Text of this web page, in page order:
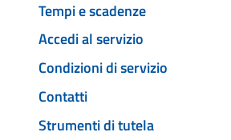
Tempi e scadenze
Accedi al servizio
Condizioni di servizio
Contatti
Strumenti di tutela